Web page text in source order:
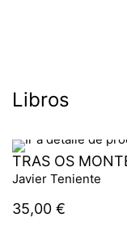
Libros
TRAS OS
Javier Teniente
35,00 €